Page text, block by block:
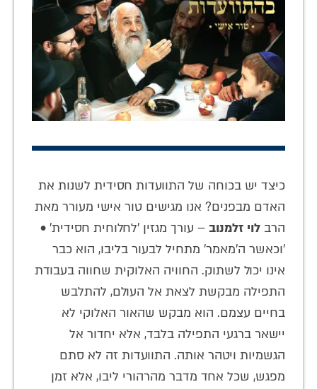
כיצד יש בכוחה של התוועדות חסידית לשנות את
האדם מבפנים? אנו מגישים טור אישי מעורר מאת
הרב לוי זלמנוב – עורך מגזין 'לחלוחית חסידית' •
'וכאשר ה'מאמר' מתחיל לבעור בליבו, הוא כבר
אינו יכול לשתוק. החוויה האלוקית שחווה בעבודת
התפילה מבקשת לצאת אל העולם, להתלבש
בחיים עצמם. הוא מבקש שהאור האלוקי לא
יישאר ברגעי התפילה בלבד, אלא יחדור אל
הגשמיות ויטהר אותה. התוועדות זה לא סתם
מפגש, שכל אחד מדבר מהרהורי ליבו, אלא זמן